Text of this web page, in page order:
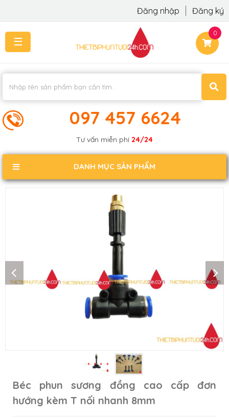
Đăng nhập Đăng ký
097 457 6624
Tư vấn miễn phí 24/24
DANH MỤC SẢN PHẨM
0
-
LẮP
HỒI
☰
Béc phun sương đồng cao cấp đơn
hướng kèm T nối nhanh 8mm